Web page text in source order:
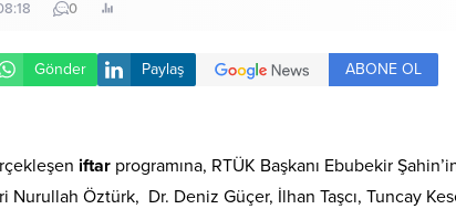
0
Gönder Paylaş ABONE OL
iftar programına, RTÜK Başkanı Ebubekir
Nurullah Öztürk, Dr. Deniz Güçer, İlhan Taşcı, Tuncay